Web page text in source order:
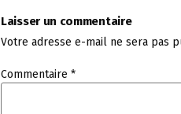
Laisser un commentaire
Votre adresse e-mail ne sera pas
Commentaire *